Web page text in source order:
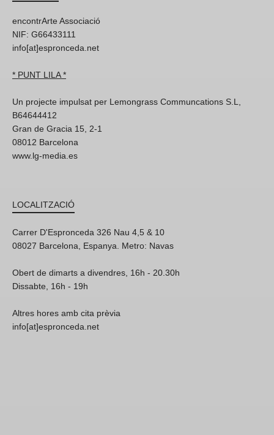
encontrArte Associació
NIF: G66433111
info[at]espronceda.net
* PUNT LILA *
Un projecte impulsat per Lemongrass Communcations S.L,
B64644412
Gran de Gracia 15, 2-1
08012 Barcelona
www.lg-media.es
LOCALITZACIÓ
Carrer D'Espronceda 326 Nau 4,5 & 10
08027 Barcelona, Espanya. Metro: Navas
Obert de dimarts a divendres, 16h - 20.30h
Dissabte, 16h - 19h
Altres hores amb cita prèvia
info[at]espronceda.net